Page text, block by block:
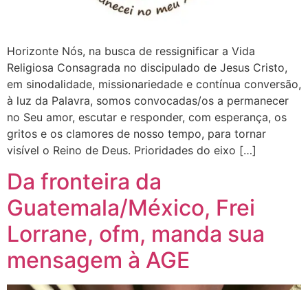
Horizonte Nós, na busca de ressignificar a Vida
Religiosa Consagrada no discipulado de Jesus Cristo,
em sinodalidade, missionariedade e contínua conversão,
à luz da Palavra, somos convocadas/os a permanecer
no Seu amor, escutar e responder, com esperança, os
gritos e os clamores de nosso tempo, para tornar
visível o Reino de Deus. Prioridades do eixo […]
Da fronteira da
Guatemala/México, Frei
Lorrane, ofm, manda sua
mensagem à AGE